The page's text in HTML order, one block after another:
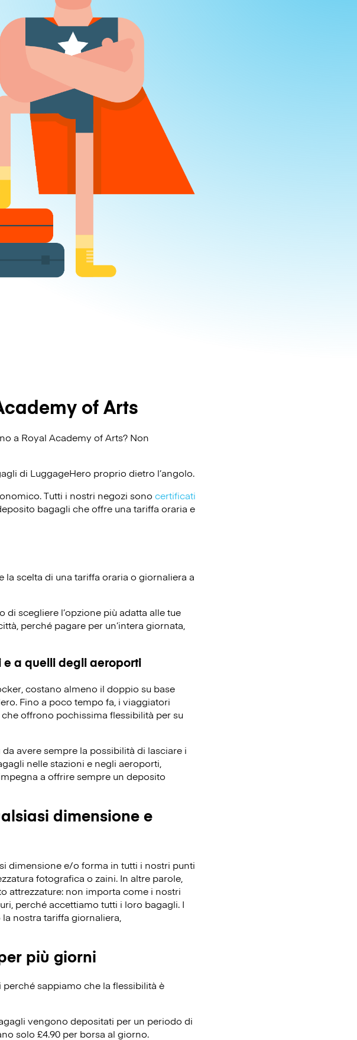
of Arts
a Royal Academy of Arts? Non
di LuggageHero proprio dietro l’angolo.
Tutti i nostri negozi sono certificati
bagagli che offre una tariffa oraria e
scelta di una tariffa oraria o giornaliera a
di scegliere l’opzione più adatta alle tue
perché pagare per un’intera giornata,
a quelli degli aeroporti
costano almeno il doppio su base
Fino a poco tempo fa, i viaggiatori
offrono pochissima flessibilità per su
avere sempre la possibilità di lasciare i
nelle stazioni e negli aeroporti,
a offrire sempre un deposito
dimensione e
dimensione e/o forma in tutti i nostri punti
fotografica o zaini. In altre parole,
attrezzature: non importa come i nostri
perché accettiamo tutti i loro bagagli. I
nostra tariffa giornaliera,
più giorni
sappiamo che la flessibilità è
vengono depositati per un periodo di
solo £4.90 per borsa al giorno.